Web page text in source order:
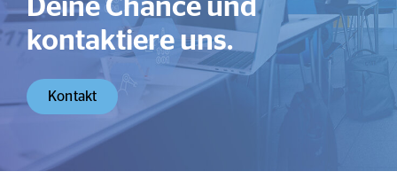
Deine Chance und
kontaktiere uns.
Kontakt